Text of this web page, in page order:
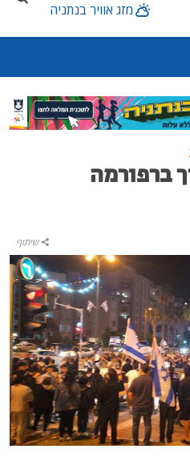
מזג אוויר בנתניה
ברפורמה
שיתוף